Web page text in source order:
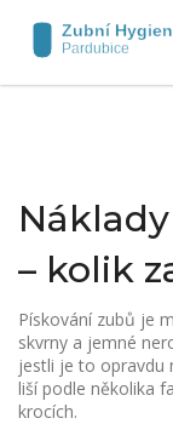
– kolik
Pískování zubů je
skvrny a jemné
jestli je to opravdu
liší podle několika
krocích.